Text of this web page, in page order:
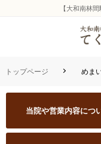
【大和南林
トップページ めま
当院や営業内容につ